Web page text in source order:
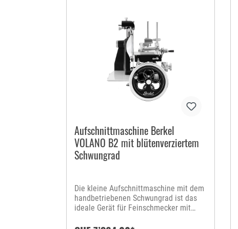
Aufschnittmaschine Berkel
VOLANO B2 mit blütenverziertem
Schwungrad
Die kleine Aufschnittmaschine mit dem
handbetriebenen Schwungrad ist das
ideale Gerät für Feinschmecker mit
ermöglicht das stilvolle Aufschneiden